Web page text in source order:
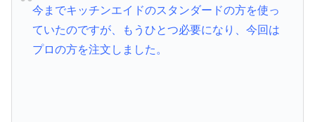
今までキッチンエイドのスタンダードの方を使っ
ていたのですが、もうひとつ必要になり、今回は
プロの方を注文しました。